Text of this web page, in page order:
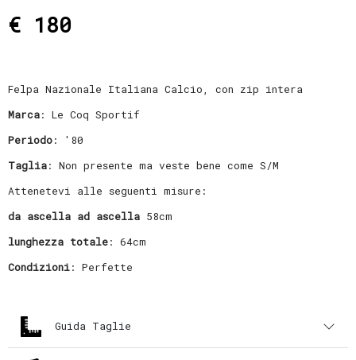
€ 180
Felpa Nazionale Italiana Calcio, con zip intera
Marca: Le Coq Sportif
Periodo: '80
Taglia: Non presente ma veste bene come S/M
Attenetevi alle seguenti misure:
da ascella ad ascella58cm
lunghezza totale: 64cm
Condizioni: Perfette
Guida Taglie